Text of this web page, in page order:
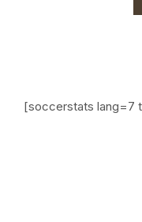
[soccerstats lang=7